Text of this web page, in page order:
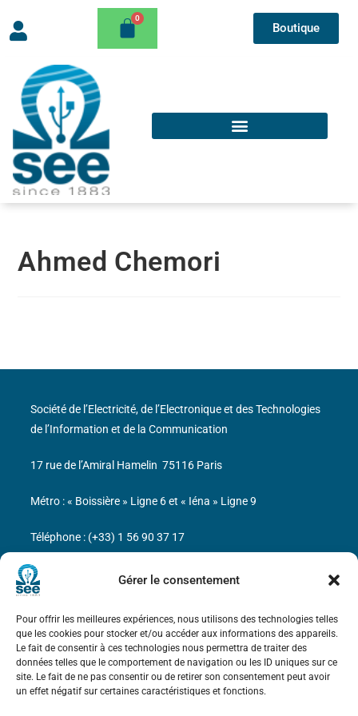
Gérer le consentement
Pour offrir les meilleures expériences, nous utilisons des technologies telles
que les cookies pour stocker et/ou accéder aux informations des appareils.
Le fait de consentir à ces technologies nous permettra de traiter des
données telles que le comportement de navigation ou les ID uniques sur ce
site. Le fait de ne pas consentir ou de retirer son consentement peut avoir
un effet négatif sur certaines caractéristiques et fonctions.
Boutique
Ahmed Chemori
Bicentenaire des découvertes d’André-
Marie Ampère
Mentions légales
Société de l’Electricité, de l’Electronique et des Technologies
de l’Information et de la Communication
17 rue de l’Amiral Hamelin 75116 Paris
Métro : « Boissière » Ligne 6 et « Iéna » Ligne 9
Téléphone : (+33) 1 56 90 37 17
N° de SIREN : 785 393 232, Code APE : 9412Z TVA intra-
communautaire : FR44 785 393 232